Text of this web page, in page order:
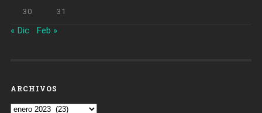
30 31
« Dic Feb »
ARCHIVOS
Archivos